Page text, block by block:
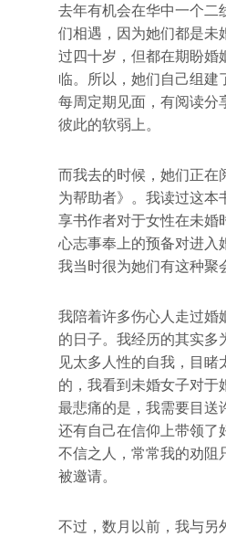
去年有机会在华中一个二
们相遇，因为她们都是未
过四十岁，但都在期盼婚
临。所以，她们自己组建
每周定期见面，有阅读分
彼此的软弱上。
而我去的时候，她们正在
为帮助者》。我读过这本
享书作者对于女性在未婚
心志事奉上的预备对进入
我当时很为她们有这种聚
我陪着许多伤心人走过婚
的日子。我经历的其实多
见太多人性的自我，目睹
的，我看到未婚女子对于
最悲痛的是，我需要目送
还有自己在信仰上带领了
不信之人，常常我的劝阻
被邀请。
不过，数月以前，我与另